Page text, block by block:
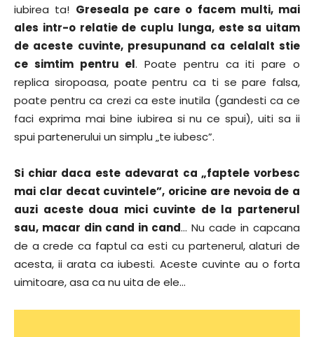
iubirea ta! Greseala pe care o facem multi, mai
ales intr-o relatie de cuplu lunga, este sa uitam
de aceste cuvinte, presupunand ca celalalt stie
ce simtim pentru el. Poate pentru ca iti pare o
replica siropoasa, poate pentru ca ti se pare falsa,
poate pentru ca crezi ca este inutila (gandesti ca ce
faci exprima mai bine iubirea si nu ce spui), uiti sa ii
spui partenerului un simplu „te iubesc”.
Si chiar daca este adevarat ca „faptele vorbesc
mai clar decat cuvintele”, oricine are nevoia de a
auzi aceste doua mici cuvinte de la partenerul
sau, macar din cand in cand… Nu cade in capcana
de a crede ca faptul ca esti cu partenerul, alaturi de
acesta, ii arata ca iubesti. Aceste cuvinte au o forta
uimitoare, asa ca nu uita de ele…